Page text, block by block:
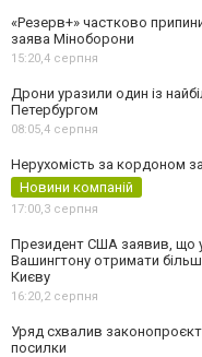
«Резерв+» частково
заява Міноборони
15:20,4 серпня
Дрони уразили один із
Петербургом
08:05,4 серпня
Нерухомість за кордоном
Новини компаній
17:00,3 серпня
Президент США заявив, що
Вашингтону отримати
Києву
16:20,2 серпня
Уряд схвалив
посилки